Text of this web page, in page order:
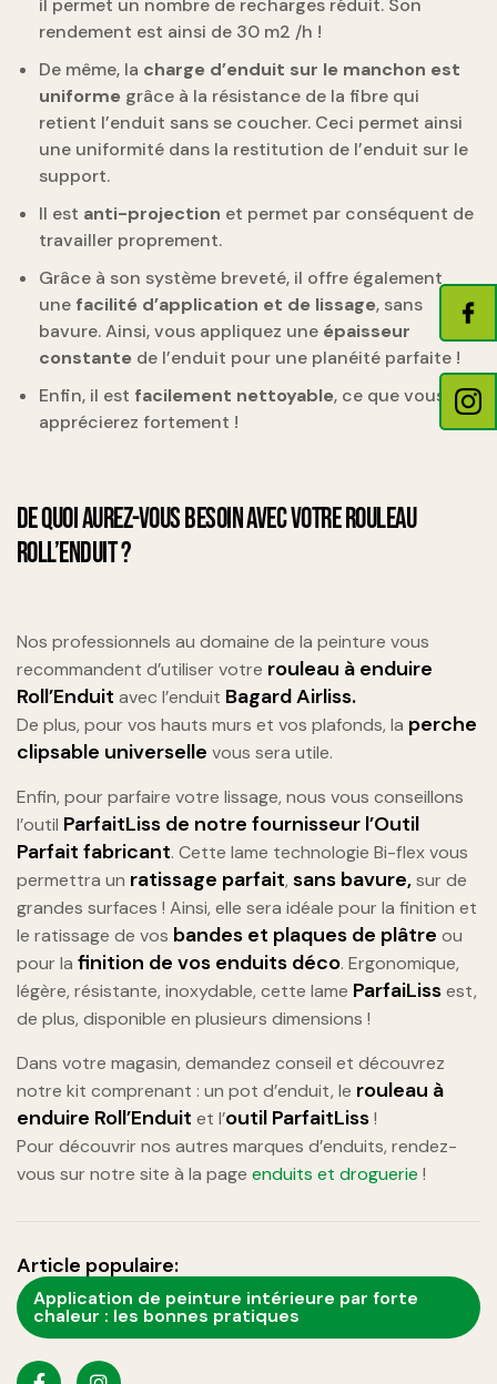
il permet un nombre de recharges réduit. Son
rendement est ainsi de 30 m2 /h !
De même, la charge d’enduit sur le manchon est
uniforme grâce à la résistance de la fibre qui
retient l’enduit sans se coucher. Ceci permet ainsi
une uniformité dans la restitution de l’enduit sur le
support.
Il est anti-projection et permet par conséquent de
travailler proprement.
Grâce à son système breveté, il offre également
une facilité d’application et de lissage, sans
bavure. Ainsi, vous appliquez une épaisseur
constante de l’enduit pour une planéité parfaite !
Enfin, il est facilement nettoyable, ce que vous
apprécierez fortement !
DE QUOI AUREZ-VOUS BESOIN AVEC VOTRE ROULEAU
ROLL’ENDUIT ?
Nos professionnels au domaine de la peinture vous
recommandent d’utiliser votre rouleau à enduire
Roll’Enduit avec l’enduit Bagard Airliss.
De plus, pour vos hauts murs et vos plafonds, la perche
clipsable universelle vous sera utile.
Enfin, pour parfaire votre lissage, nous vous conseillons
l’outil ParfaitLiss de notre fournisseur l’Outil
Parfait fabricant. Cette lame technologie Bi-flex vous
permettra un ratissage parfait, sans bavure,sur de
grandes surfaces ! Ainsi, elle sera idéale pour la finition et
le ratissage de vos bandes et plaques de plâtre ou
pour la finition de vos enduits déco. Ergonomique,
légère, résistante, inoxydable, cette lame ParfaiLissest,
de plus, disponible en plusieurs dimensions !
Dans votre magasin, demandez conseil et découvrez
notre kit comprenant : un pot d’enduit, le rouleau à
enduire Roll’Enduit et l’outil ParfaitLiss!
Pour découvrir nos autres marques d’enduits, rendez-
vous sur notre site à la page enduits et droguerie !
Article populaire:
Application de peinture intérieure par forte
chaleur : les bonnes pratiques